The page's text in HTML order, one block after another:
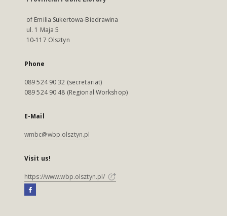
of Emilia Sukertowa-Biedrawina
ul. 1 Maja 5
10-117 Olsztyn
Phone
089 524 90 32 (secretariat)
089 524 90 48 (Regional Workshop)
E-Mail
wmbc@wbp.olsztyn.pl
Visit us!
https://www.wbp.olsztyn.pl/